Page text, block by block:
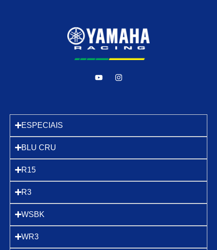
ESPECIAIS
BLU CRU
R15
R3
WSBK
WR3